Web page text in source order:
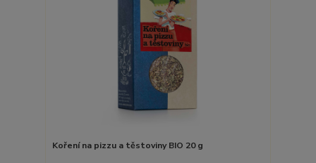
Koření na pizzu a těstoviny BIO 20 g